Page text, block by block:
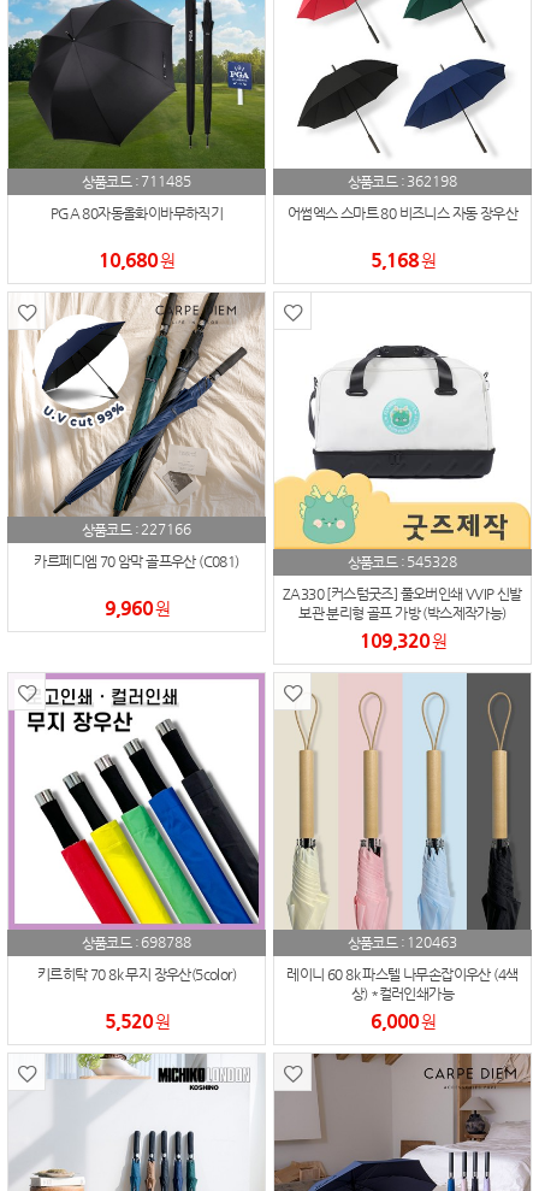
상품코드 : 711485
PGA 80자동올화이바무하직기
10,680원
상품코드 : 362198
어썸엑스 스마트 80 비즈니스 자동 장우산
5,168원
상품코드 :227166
카르페디엠 70 암막 골프우산 (C081)
9,960원
상품코드 : 545328
ZA330 [커스텀굿즈] 풀오버인쇄 VVIP 신발
보관 분리형 골프 가방 (박스제작가능)
109,320원
상품코드 : 698788
키르히탁 70 8k 무지 장우산(5color)
5,520원
상품코드 : 120463
레이니 60 8k 파스텔 나무손잡이우산 (4색
상) *컬러인쇄가능
6,000원